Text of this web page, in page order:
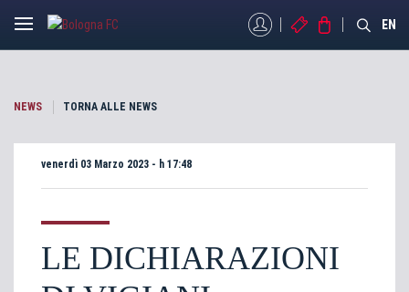
MYBFCBIGLIETTI
STORE EN
NEWS TORNA ALLE NEWS
venerdì 03 Marzo 2023 - h 17:48
LE DICHIARAZIONI